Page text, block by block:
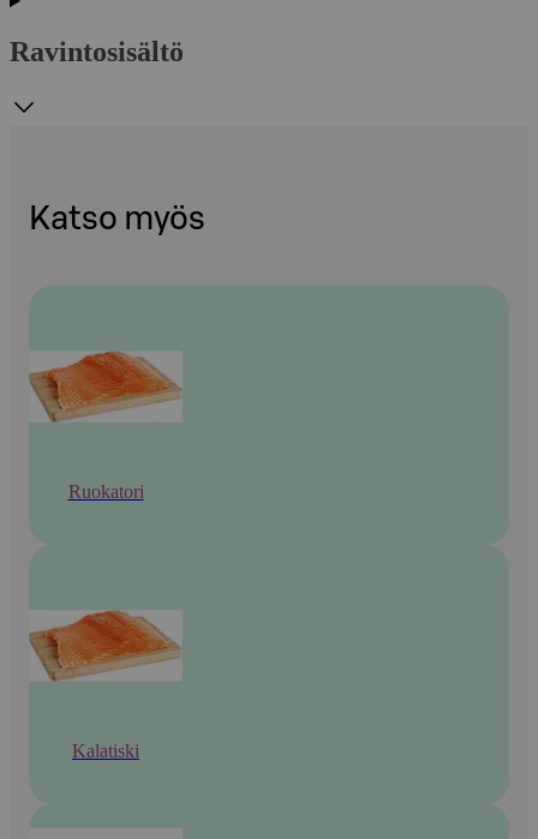
Ravintosisältö
Katso myös
Ruokatori
Kalatiski